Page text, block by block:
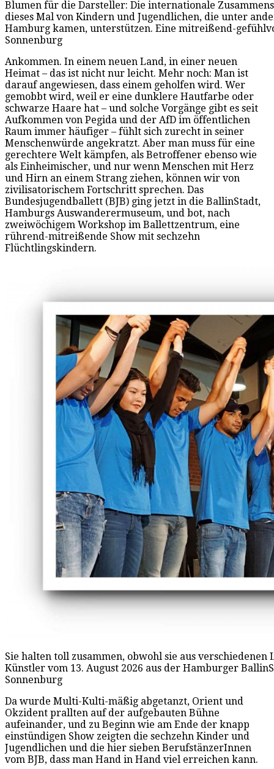
Blumen für die Darsteller: Die internationale
dieses Mal von Kindern und Jugendlichen, die unter
Hamburg kamen, unterstützen. Eine mitreißend-
Sonnenburg
Ankommen. In einem neuen Land, in einer neuen
Heimat – das ist nicht nur leicht. Mehr noch: Man ist
darauf angewiesen, dass einem geholfen wird. Wer
gemobbt wird, weil er eine dunklere Hautfarbe oder
schwarze Haare hat – und solche Vorgänge gibt es seit
Aufkommen von Pegida und der AfD im öffentlichen
Raum immer häufiger – fühlt sich zurecht in seiner
Menschenwürde angekratzt. Aber man muss für eine
gerechtere Welt kämpfen, als Betroffener ebenso wie
als Einheimischer, und nur wenn Menschen mit Herz
und Hirn an einem Strang ziehen, können wir von
zivilisatorischem Fortschritt sprechen. Das
Bundesjugendballett (BJB) ging jetzt in die BallinStadt,
Hamburgs Auswanderermuseum, und bot, nach
zweiwöchigem Workshop im Ballettzentrum, eine
rührend-mitreißende Show mit sechzehn
Flüchtlingskindern.
Sie halten toll zusammen, obwohl sie aus
Künstler vom 13. August 2026 aus der Hamburger
Sonnenburg
Da wurde Multi-Kulti-mäßig abgetanzt, Orient und
Okzident prallten auf der aufgebauten Bühne
aufeinander, und zu Beginn wie am Ende der knapp
einstündigen Show zeigten die sechzehn Kinder und
Jugendlichen und die hier sieben BerufstänzerInnen
vom BJB, dass man Hand in Hand viel erreichen kann.